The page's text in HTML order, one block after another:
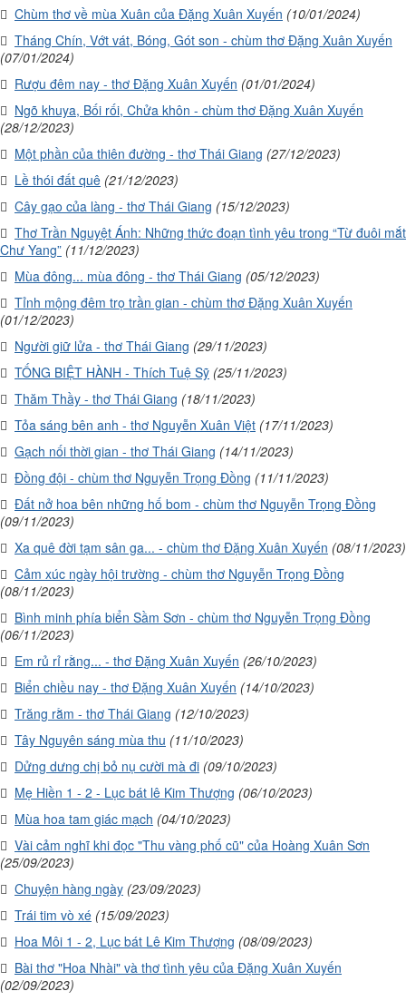
Chùm thơ về mùa Xuân của Đặng Xuân Xuyến (10/01/2024)
Tháng Chín, Vớt vát, Bóng, Gót son - chùm thơ Đặng Xuân Xuyến
(07/01/2024)
Rượu đêm nay - thơ Đặng Xuân Xuyến (01/01/2024)
Ngõ khuya, Bối rối, Chửa khôn - chùm thơ Đặng Xuân Xuyến
(28/12/2023)
Một phần của thiên đường - thơ Thái Giang (27/12/2023)
Lề thói đất quê (21/12/2023)
Cây gạo của làng - thơ Thái Giang (15/12/2023)
Thơ Trần Nguyệt Ánh: Những thức đoạn tình yêu trong “Từ đuôi mắt
Chư Yang” (11/12/2023)
Mùa đông... mùa đông - thơ Thái Giang (05/12/2023)
Tỉnh mộng đêm trọ trần gian - chùm thơ Đặng Xuân Xuyến
(01/12/2023)
Người giữ lửa - thơ Thái Giang (29/11/2023)
TỐNG BIỆT HÀNH - Thích Tuệ Sỹ (25/11/2023)
Thăm Thầy - thơ Thái Giang (18/11/2023)
Tỏa sáng bên anh - thơ Nguyễn Xuân Việt (17/11/2023)
Gạch nối thời gian - thơ Thái Giang (14/11/2023)
Đồng đội - chùm thơ Nguyễn Trọng Đồng (11/11/2023)
Đất nở hoa bên những hố bom - chùm thơ Nguyễn Trọng Đồng
(09/11/2023)
Xa quê đời tạm sân ga... - chùm thơ Đặng Xuân Xuyến (08/11/2023)
Cảm xúc ngày hội trường - chùm thơ Nguyễn Trọng Đồng
(08/11/2023)
Bình minh phía biển Sầm Sơn - chùm thơ Nguyễn Trọng Đồng
(06/11/2023)
Em rủ rỉ rằng... - thơ Đặng Xuân Xuyến (26/10/2023)
Biển chiều nay - thơ Đặng Xuân Xuyến (14/10/2023)
Trăng rằm - thơ Thái Giang (12/10/2023)
Tây Nguyên sáng mùa thu (11/10/2023)
Dửng dưng chị bỏ nụ cười mà đi (09/10/2023)
Mẹ Hiền 1 - 2 - Lục bát lê Kim Thượng (06/10/2023)
Mùa hoa tam giác mạch (04/10/2023)
Vài cảm nghĩ khi đọc "Thu vàng phố cũ" của Hoàng Xuân Sơn
(25/09/2023)
Chuyện hàng ngày (23/09/2023)
Trái tim vò xé (15/09/2023)
Hoa Môi 1 - 2, Lục bát Lê Kim Thượng (08/09/2023)
Bài thơ "Hoa Nhài" và thơ tình yêu của Đặng Xuân Xuyến
(02/09/2023)